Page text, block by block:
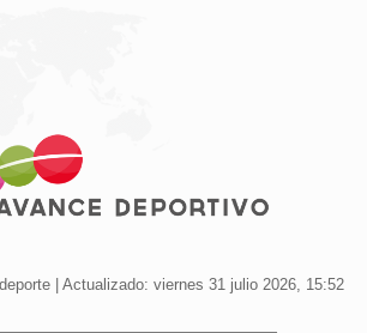
| Actualizado: viernes 31 julio 2026, 15:52